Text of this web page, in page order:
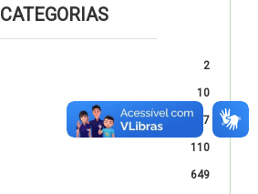
CATEGORIAS
2
10
327
110
649